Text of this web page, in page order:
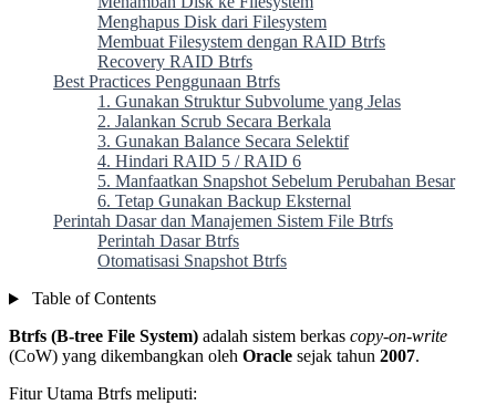
Menghapus Disk dari Filesystem
Membuat Filesystem dengan RAID Btrfs
Recovery RAID Btrfs
Best Practices Penggunaan Btrfs
1. Gunakan Struktur Subvolume yang Jelas
2. Jalankan Scrub Secara Berkala
3. Gunakan Balance Secara Selektif
4. Hindari RAID 5 / RAID 6
5. Manfaatkan Snapshot Sebelum Perubahan Besar
6. Tetap Gunakan Backup Eksternal
Perintah Dasar dan Manajemen Sistem File Btrfs
Perintah Dasar Btrfs
Otomatisasi Snapshot Btrfs
Table of Contents
Btrfs (B-tree File System) adalah sistem berkas copy-on-write
(CoW) yang dikembangkan oleh Oracle sejak tahun 2007.
Fitur Utama Btrfs meliputi: